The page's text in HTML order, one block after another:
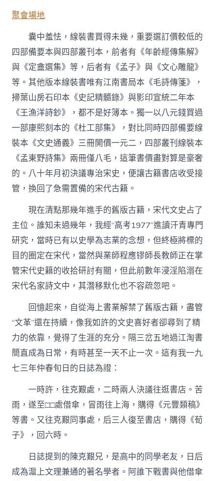
聚會場地
囊中羞怯，線裝書買得未幾，重要選訂價較低的
四部備要本與四部叢刊本，前者有《年齡經傳集解》
與《定盦選集》等，后者有《孟子》與《文心雕龍》
等。其他版本線裝書唯有江南書局本《毛詩傳箋》，
掃葉山房石印本《史記精髓錄》與影印宣統二年本
《王漁洋詩鈔》，都不是好簿本。獨一以八元錢買過
一部康熙刻本的《杜工部集》，對比同時四部備要線
裝本《文史通義》三冊開價一元二，四部叢刊線裝本
《孟東野詩集》兩冊僅八毛，這筆書價盡對算是豪奢
的。八十年月初決議專治宋史，便讓古籍書店收受接
管，換回了急需置備的宋代古籍。
現在清點那幾年進手的舊版古籍，宋代文史占了
主位。誰知未過幾年，我經“高考1977”進讀汗青專門
研究，當時已有以史學為志業的念想，但終極將標的
目的圈定在宋代，當然與業師程應镠師長教師正在掌
管宋代史籍的收拾研討有關，但此前數年浸淫陷溺在
宋代名家詩文中，其潛移默化也不容疏忽吧。
回憶起來，自從海上書業解禁了舊版古籍，盡管
“文革”還在持續，像我如許的文史喜好者卻尋到了精
力的依靠，覺得了生涯的充分。隔三岔五地過江淘書
簡直成為日常，有時甚至一天不止一次。這有我一九
七三年仲春旬日的日誌為證：
一時許，往克艱處，二時兩人決議往逛書店。苦
雨，遂至□□處借傘，冒雨往上海，購得《元豐類稿》
等書。又往克艱同事處，后三人復至書店，購得《荀
子》，回六時。
日誌提到的陳克艱兄，是高中的同學老友，日后
成為滬上文理兼通的著名學者。阿誰下戰書與他借傘